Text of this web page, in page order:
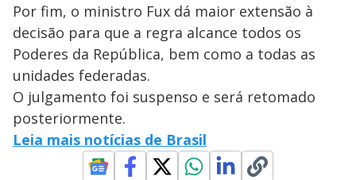
Por fim, o ministro Fux dá maior extensão à
decisão para que a regra alcance todos os
Poderes da República, bem como a todas as
unidades federadas.
O julgamento foi suspenso e será retomado
posteriormente.
Leia mais notícias de Brasil